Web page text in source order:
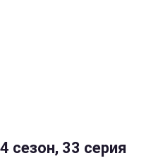
сезон, 33 серия